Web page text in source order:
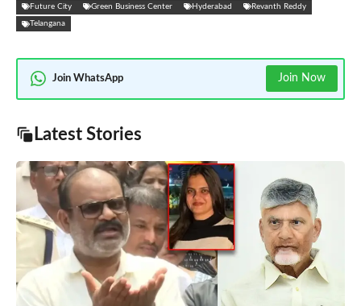
Future City Green Business Center Hyderabad Revanth Reddy
Telangana
Join WhatsApp Join Now
Latest Stories